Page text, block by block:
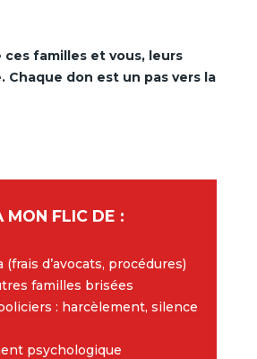
ces familles et vous, leurs
don est un pas vers la
MON FLIC DE :
d’avocats, procédures)
familles brisées
: harcèlement, silence
psychologique